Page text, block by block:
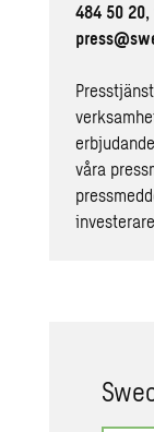
484 50
våra